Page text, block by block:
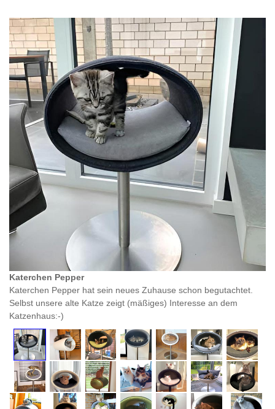
Katerchen Pepper
Katerchen Pepper hat sein neues Zuhause schon begutachtet.
Selbst unsere alte Katze zeigt (mäßiges) Interesse an dem
Katzenhaus:-)